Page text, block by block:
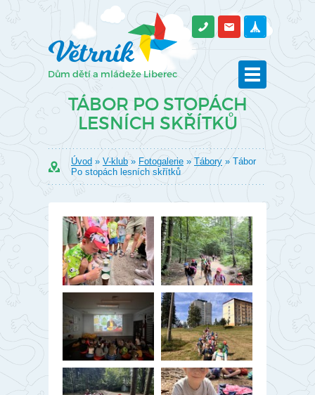
TÁBOR PO STOPÁCH
LESNÍCH SKŘÍTKŮ
Úvod » V-klub» Fotogalerie » Tábory » Tábor
Po stopách lesních skřítků